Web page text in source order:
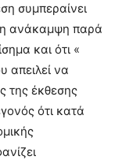
συμπεραίνει
ανάκαμψη παρά
και ότι «
απειλεί να
της έκθεσης
ότι κατά